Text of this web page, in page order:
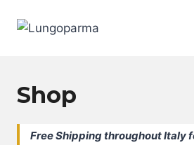
Shop
Free Shipping throughout Italy